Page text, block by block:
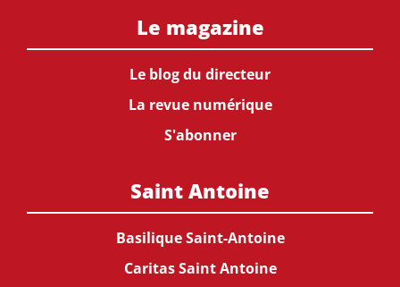
Le magazine
Le blog du directeur
La revue numérique
S'abonner
Saint Antoine
Basilique Saint-Antoine
Caritas Saint Antoine